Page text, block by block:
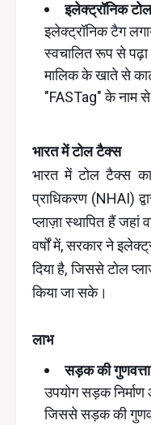
इलेक्ट्रॉनिक
इलेक्ट्रॉनिक टैग
स्वचालित रूप से पढ़ा
मालिक के खाते से
"FASTag" के नाम से
भारत में टोल टैक्स
भारत में टोल टैक्स का
प्राधिकरण (NHAI)
प्लाज़ा स्थापित हैं जहां
वर्षों में, सरकार ने
दिया है, जिससे टोल
किया जा सके।
लाभ
सड़क की
उपयोग सड़क
जिससे सड़क की